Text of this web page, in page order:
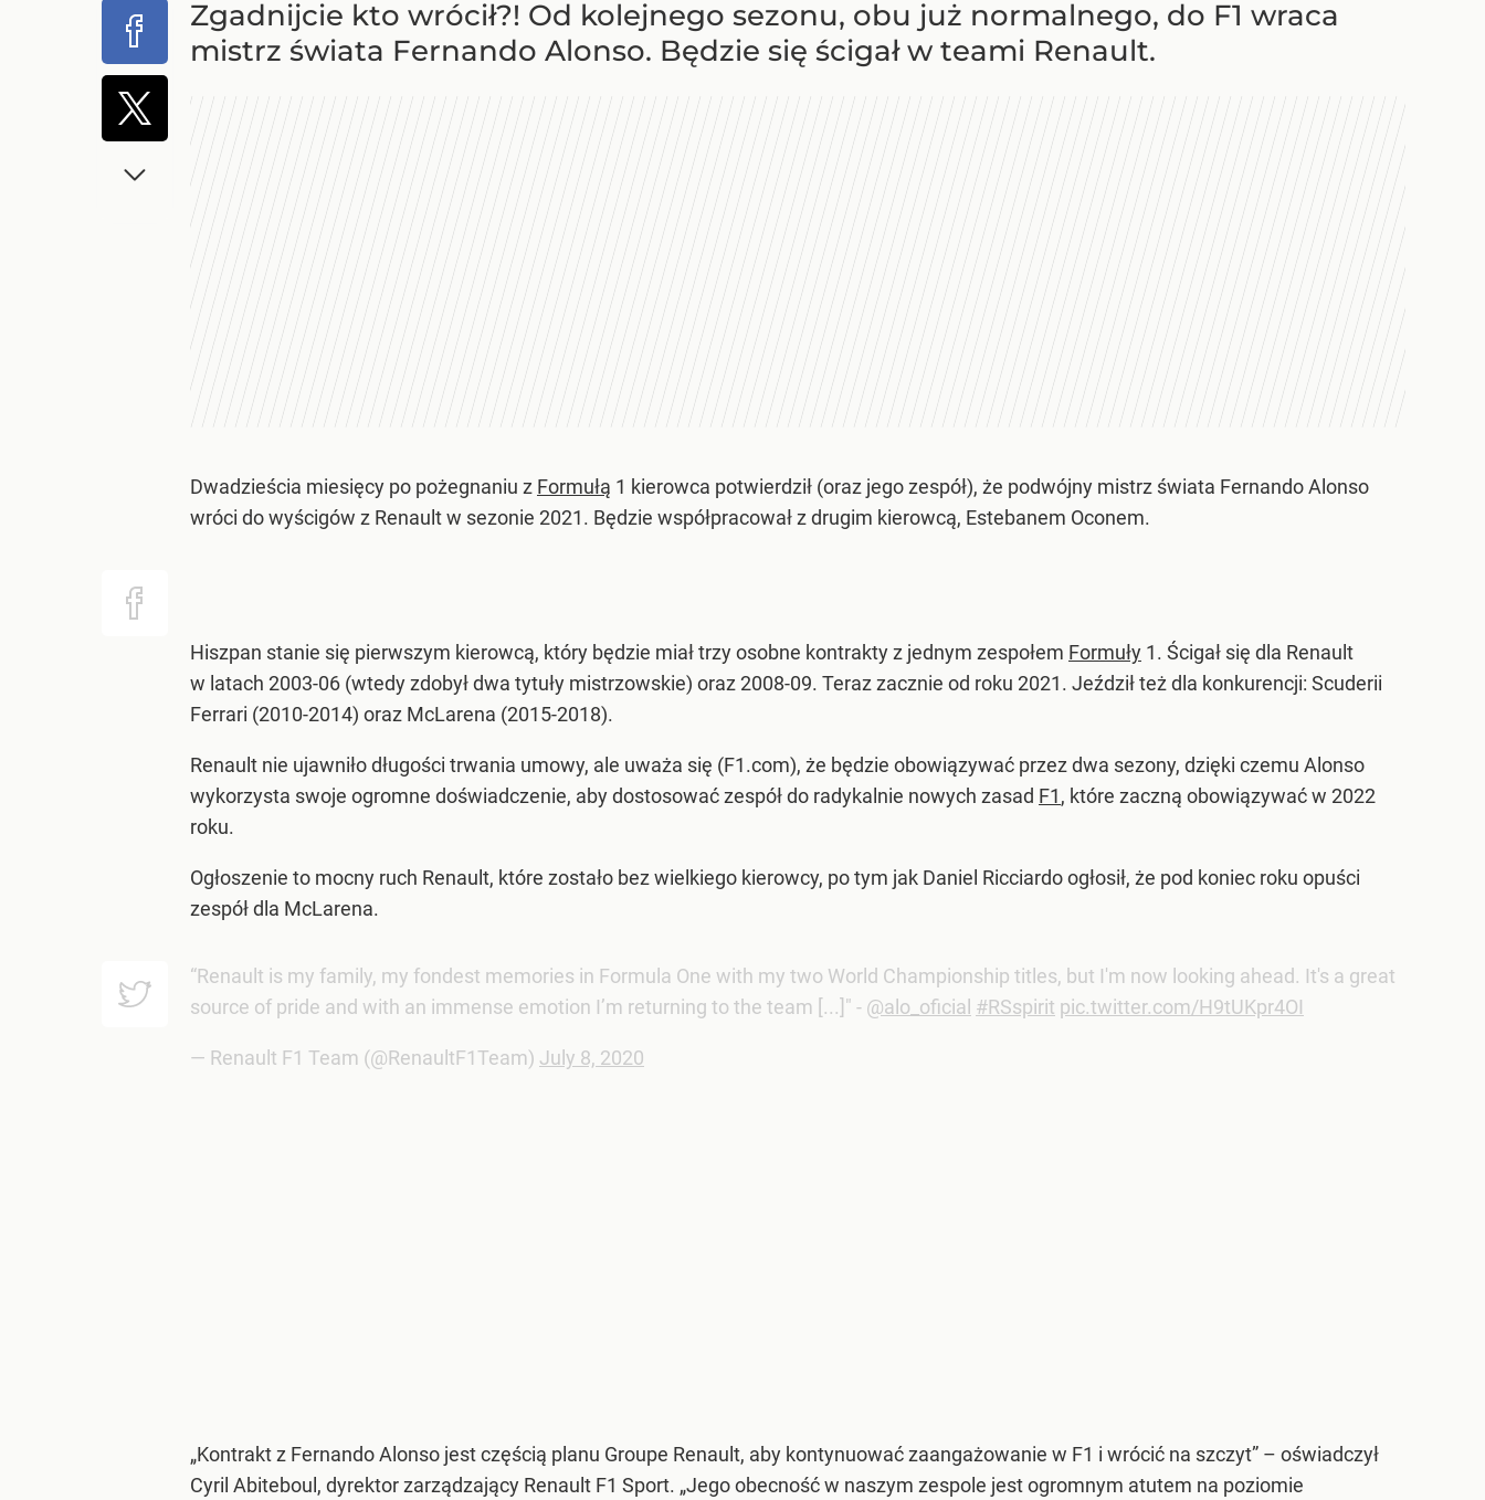
Zgadnijcie kto wrócił?! Od kolejnego sezonu, obu już normalnego, do F1 wraca
mistrz świata Fernando Alonso. Będzie się ścigał w teami Renault.
Dwadzieścia miesięcy po pożegnaniu z Formułą 1 kierowca potwierdził (oraz jego zespół), że podwójny mistrz świata Fernando Alonso
wróci do wyścigów z Renault w sezonie 2021. Będzie współpracował z drugim kierowcą, Estebanem Oconem.
Hiszpan stanie się pierwszym kierowcą, który będzie miał trzy osobne kontrakty z jednym zespołem Formuły 1. Ścigał się dla Renault
w latach 2003-06 (wtedy zdobył dwa tytuły mistrzowskie) oraz 2008-09. Teraz zacznie od roku 2021. Jeździł też dla konkurencji: Scuderii
Ferrari (2010-2014) oraz McLarena (2015-2018).
Renault nie ujawniło długości trwania umowy, ale uważa się (F1.com), że będzie obowiązywać przez dwa sezony, dzięki czemu Alonso
wykorzysta swoje ogromne doświadczenie, aby dostosować zespół do radykalnie nowych zasad F1, które zaczną obowiązywać w 2022
roku.
Ogłoszenie to mocny ruch Renault, które zostało bez wielkiego kierowcy, po tym jak Daniel Ricciardo ogłosił, że pod koniec roku opuści
zespół dla McLarena.
“Renault is my family, my fondest memories in Formula One with my two World Championship titles, but I'm now looking ahead. It's a great
source of pride and with an immense emotion I’m returning to the team [...]" - @alo_oficial #RSspirit pic.twitter.com/H9tUKpr4OI
— Renault F1 Team (@RenaultF1Team) July 8, 2020
„Kontrakt z Fernando Alonso jest częścią planu Groupe Renault, aby kontynuować zaangażowanie w F1 i wrócić na szczyt” – oświadczył
Cyril Abiteboul, dyrektor zarządzający Renault F1 Sport. „Jego obecność w naszym zespole jest ogromnym atutem na poziomie